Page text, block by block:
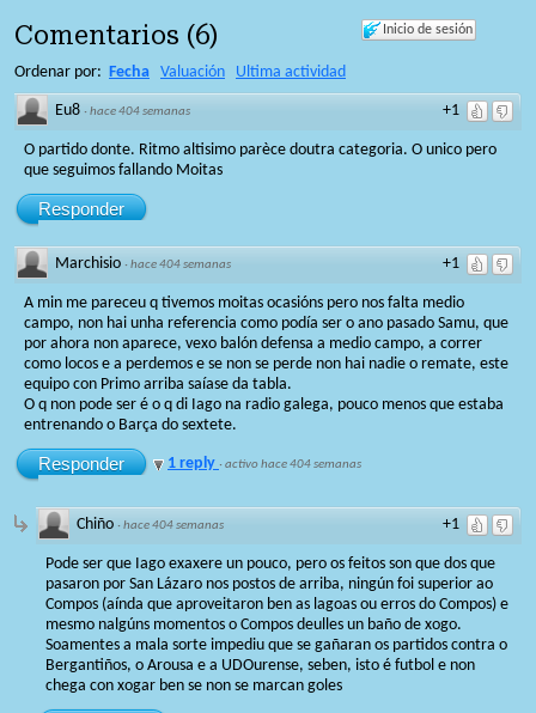
Inicio de sesión
Comentarios (6)
Ordenar por: Fecha Valuación Ultima actividad
+1
Eu8 ·hace 404 semanas
O partido donte. Ritmo altisimo parèce doutra categoria. O unico pero
que seguimos fallando Moitas
Responder
+1
Marchisio ·hace 404 semanas
A min me pareceu q tivemos moitas ocasións pero nos falta medio
campo, non hai unha referencia como podía ser o ano pasado Samu, que
por ahora non aparece, vexo balón defensa a medio campo, a correr
como locos e a perdemos e se non se perde non hai nadie o remate, este
equipo con Primo arriba saíase da tabla.
O q non pode ser é o q di Iago na radio galega, pouco menos que estaba
entrenando o Barça do sextete.
Responder 1 reply ·activo hace 404 semanas
+1
Chiño ·hace 404 semanas
Pode ser que Iago exaxere un pouco, pero os feitos son que dos que
pasaron por San Lázaro nos postos de arriba, ningún foi superior ao
Compos (aínda que aproveitaron ben as lagoas ou erros do Compos) e
mesmo nalgúns momentos o Compos deulles un baño de xogo.
Soamentes a mala sorte impediu que se gañaran os partidos contra o
Bergantiños, o Arousa e a UDOurense, seben, isto é futbol e non
chega con xogar ben se non se marcan goles